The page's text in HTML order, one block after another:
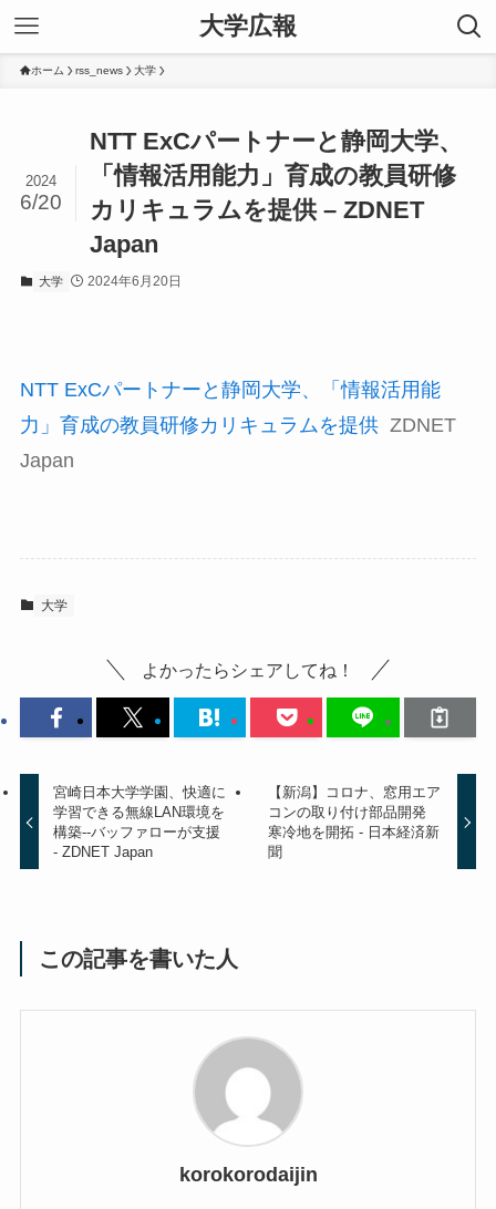
大学広報
ホーム rss_news 大学
NTT ExCパートナーと静岡大学、
「情報活用能力」育成の教員研修
カリキュラムを提供 – ZDNET
Japan
2024
6/20
大学 2024年6月20日
NTT ExCパートナーと静岡大学、「情報活用能
力」育成の教員研修カリキュラムを提供 ZDNET
Japan
大学
よかったらシェアしてね！
宮崎日本大学学園、快適に
学習できる無線LAN環境を
構築--バッファローが支援
- ZDNET Japan
【新潟】コロナ、窓用エア
コンの取り付け部品開発
寒冷地を開拓 - 日本経済新
聞
この記事を書いた人
korokorodaijin